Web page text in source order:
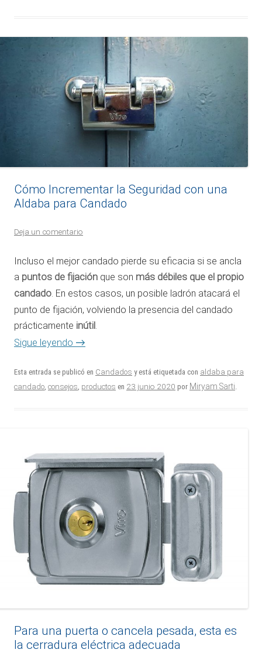
Cómo Incrementar la Seguridad con una
Aldaba para Candado
Deja un comentario
Incluso el mejor candado pierde su eficacia si se ancla
a puntos de fijación que son más débiles que el propio
candado. En estos casos, un posible ladrón atacará el
punto de fijación, volviendo la presencia del candado
prácticamente inútil .
Sigue leyendo →
Esta entrada se publicó en Candados y está etiquetada con aldaba para
candado, consejos, productos en 23 junio 2020 por Miryam Sarti.
Para una puerta o cancela pesada, esta es
la cerradura eléctrica adecuada